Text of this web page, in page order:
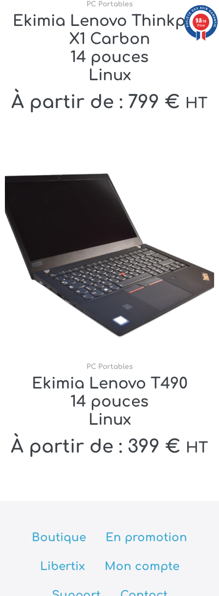
PC Portables
Ekimia Lenovo Thinkpad
X1 Carbon
14 pouces
Linux
À partir de : 799 € HT
PC Portables
Ekimia Lenovo T490
14 pouces
Linux
À partir de : 399 € HT
Boutique En promotion
Libertix Mon compte
9.8/10
376 avis